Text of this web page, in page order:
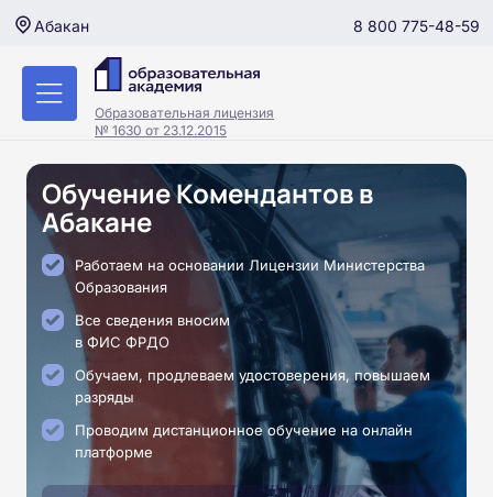
Абакан 8 800 775-48-59
Образовательная лицензия
№ 1630 от 23.12.2015
Обучение Комендантов в
Абакане
Работаем на основании Лицензии Министерства
Образования
Все сведения вносим
в ФИС ФРДО
Обучаем, продлеваем удостоверения, повышаем
разряды
Проводим дистанционное обучение на онлайн
платформе